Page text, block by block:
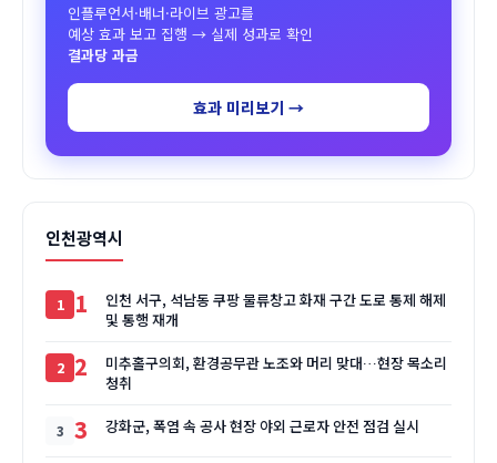
인플루언서·배너·라이브 광고를
예상 효과 보고 집행 → 실제 성과로 확인
결과당 과금
효과 미리보기 →
인천광역시
1
인천 서구, 석남동 쿠팡 물류창고 화재 구간 도로 통제 해제
및 통행 재개
2
미추홀구의회, 환경공무관 노조와 머리 맞대…현장 목소리
청취
3 강화군, 폭염 속 공사 현장 야외 근로자 안전 점검 실시